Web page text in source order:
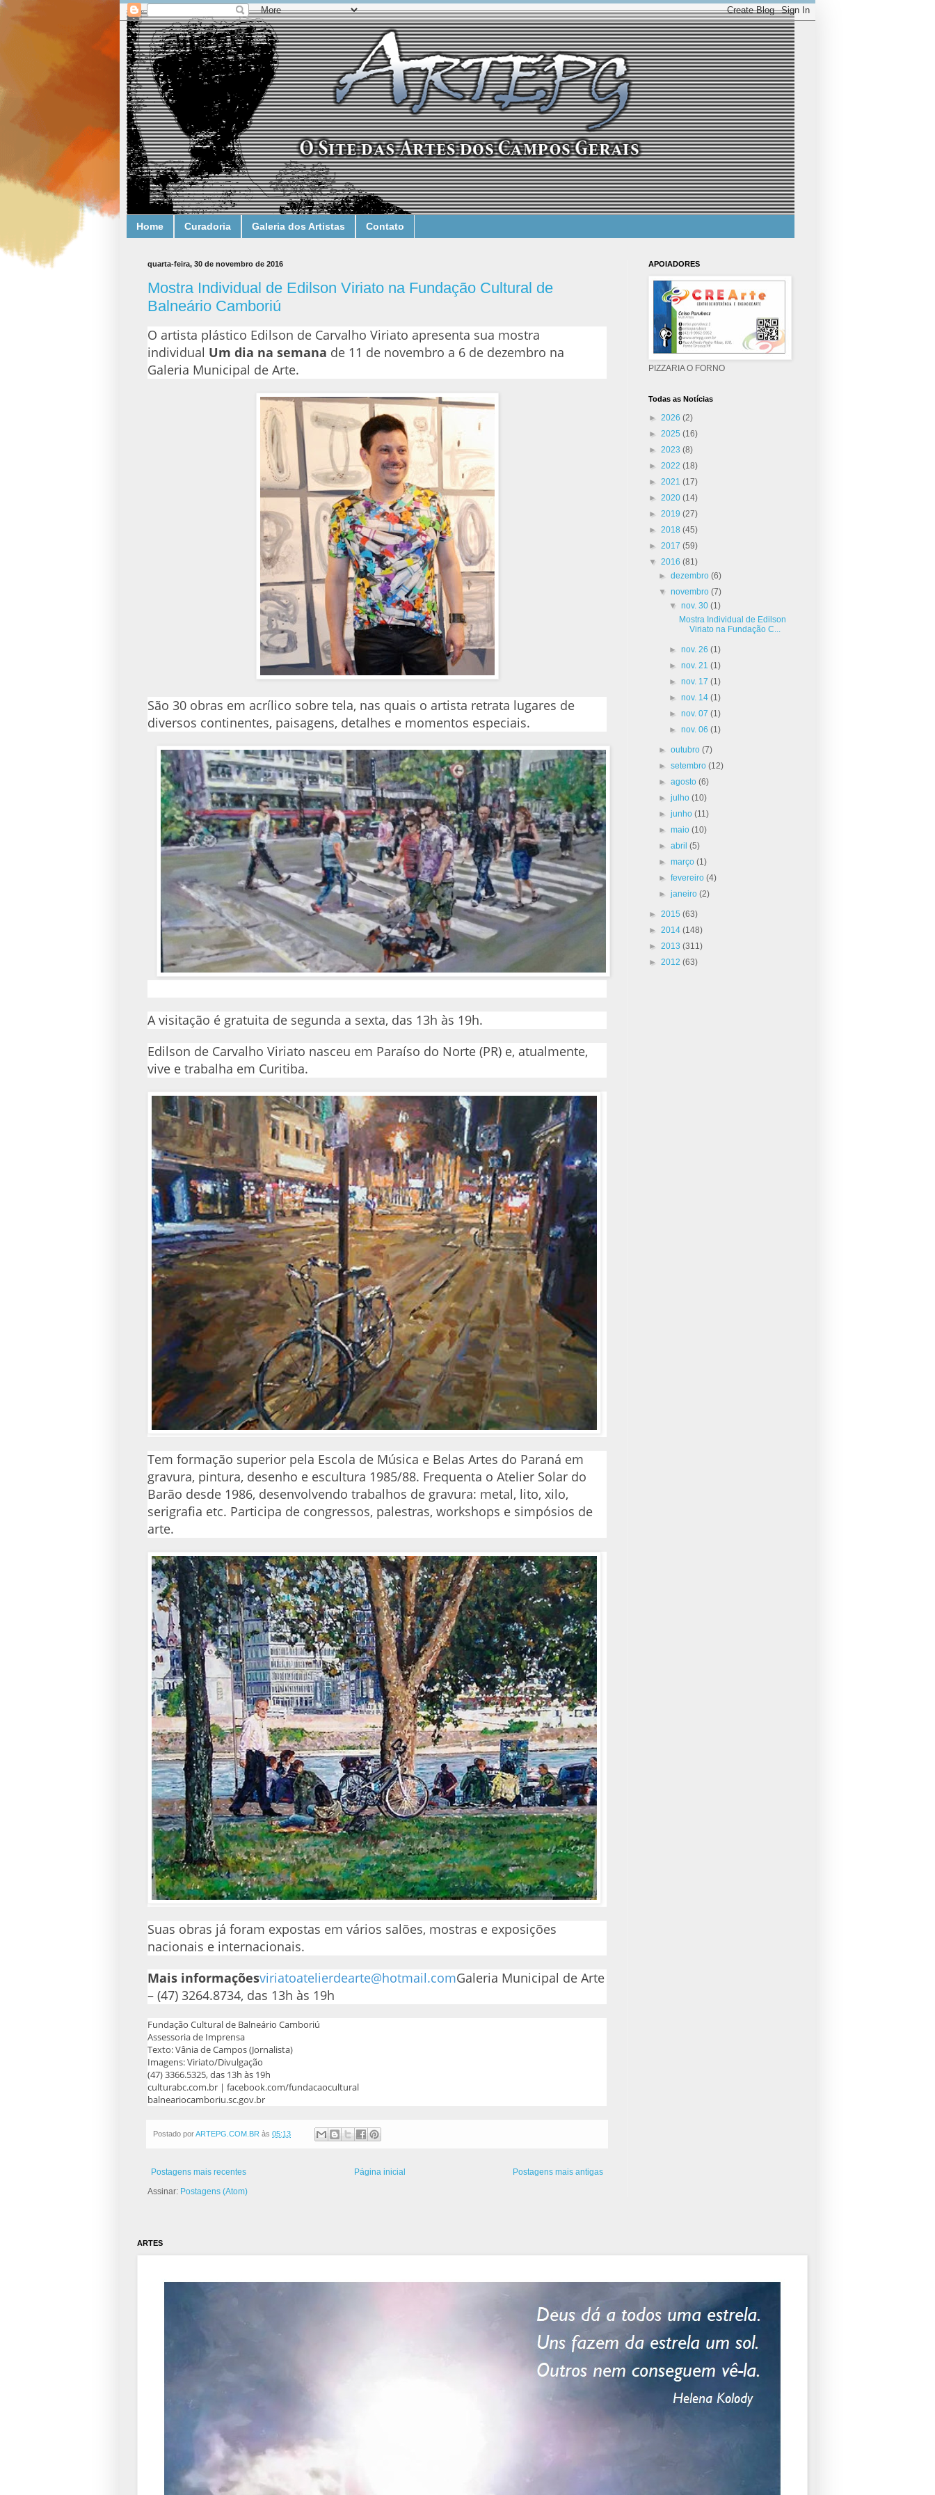
Home Curadoria Galeria dos Artistas Contato
quarta-feira, 30 de novembro de 2016
Mostra Individual de Edilson Viriato na Fundação Cultural de
Balneário Camboriú
O artista plástico Edilson de Carvalho Viriato apresenta sua mostra
individual Um dia na semana de 11 de novembro a 6 de dezembro na
Galeria Municipal de Arte.
São 30 obras em acrílico sobre tela, nas quais o artista retrata lugares de
diversos continentes, paisagens, detalhes e momentos especiais.
A visitação é gratuita de segunda a sexta, das 13h às 19h.
Edilson de Carvalho Viriato nasceu em Paraíso do Norte (PR) e, atualmente,
vive e trabalha em Curitiba.
Tem formação superior pela Escola de Música e Belas Artes do Paraná em
gravura, pintura, desenho e escultura 1985/88. Frequenta o Atelier Solar do
Barão desde 1986, desenvolvendo trabalhos de gravura: metal, lito, xilo,
serigrafia etc. Participa de congressos, palestras, workshops e simpósios de
arte.
Suas obras já foram expostas em vários salões, mostras e exposições
nacionais e internacionais.
Mais informaçõesviriatoatelierdearte@hotmail.comGaleria Municipal de Arte
– (47) 3264.8734, das 13h às 19h
Fundação Cultural de Balneário Camboriú
Assessoria de Imprensa
Texto: Vânia de Campos (Jornalista)
Imagens: Viriato/Divulgação
(47) 3366.5325, das 13h às 19h
culturabc.com.br | facebook.com/fundacaocultural
balneariocamboriu.sc.gov.br
Postado porARTEPG.COM.BR às 05:13
Postagens mais recentes Postagens mais antigas
Página inicial
Assinar: Postagens (Atom)
APOIADORES
PIZZARIA O FORNO
Todas as Notícias
► 2026 (2)
► 2025 (16)
► 2023 (8)
► 2022 (18)
► 2021 (17)
► 2020 (14)
► 2019 (27)
► 2018 (45)
► 2017 (59)
▼ 2016 (81)
►dezembro(6)
▼novembro(7)
▼ nov. 30 (1)
Mostra Individual de Edilson
Viriato na Fundação C...
► nov. 26 (1)
► nov. 21 (1)
► nov. 17 (1)
► nov. 14 (1)
► nov. 07 (1)
► nov. 06 (1)
►outubro(7)
►setembro(12)
►agosto(6)
►julho(10)
►junho(11)
►maio(10)
►abril(5)
►março(1)
►fevereiro(4)
►janeiro(2)
► 2015 (63)
► 2014 (148)
► 2013 (311)
► 2012 (63)
ARTES